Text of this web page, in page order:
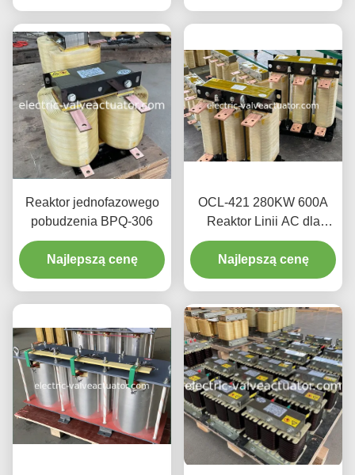
Reaktor jednofazowego
pobudzenia BPQ-306
Najlepszą cenę
OCL-421 280KW 600A
Reaktor Linii AC dla
Wejścia/Wyjścia
Falownika VFD
Najlepszą cenę